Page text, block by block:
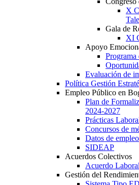
X
Gala de
XI
Apoyo
Evaluación de
Política Gestión
Empleo Público en
Plan de
2024-2027
Prácticas
Concursos de
Datos de
SIDEAP
Acuerdos Colectivos
Acuerdo
Gestión del